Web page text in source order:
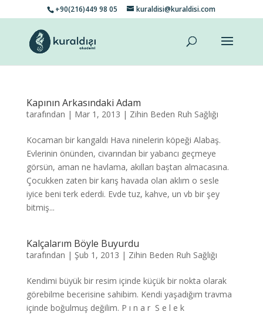
+90(216)449 98 05 kuraldisi@kuraldisi.com
Kapının Arkasındaki Adam
tarafından | Mar 1, 2013 | Zihin Beden Ruh Sağlığı
Kocaman bir kangaldı Hava ninelerin köpeği Alabaş.
Evlerinin önünden, civarından bir yabancı geçmeye
görsün, aman ne havlama, akılları baştan almacasına.
Çocukken zaten bir karış havada olan aklım o sesle
iyice beni terk ederdi. Evde tuz, kahve, un vb bir şey
bitmiş...
Kalçalarım Böyle Buyurdu
tarafından | Şub 1, 2013 | Zihin Beden Ruh Sağlığı
Kendimi büyük bir resim içinde küçük bir nokta olarak
görebilme becerisine sahibim. Kendi yaşadığım travma
içinde boğulmuş değilim. P ı n a r S e l e k